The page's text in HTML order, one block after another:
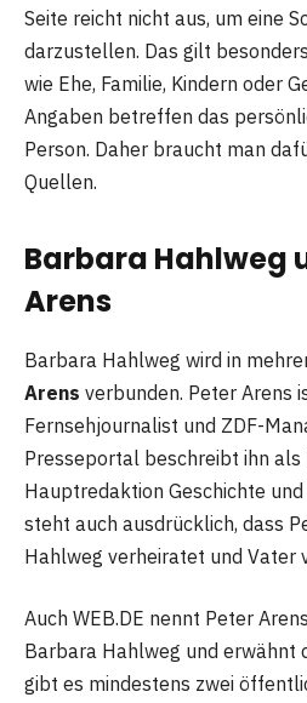
Seite reicht nicht aus, um eine
darzustellen. Das gilt
wie Ehe, Familie, Kindern oder
Angaben betreffen das
Person. Daher braucht man
Quellen.
Barbara Hahlweg
Arens
Barbara Hahlweg wird in
Arens verbunden. Peter Arens
Fernsehjournalist und ZDF-
Presseportal beschreibt ihn als
Hauptredaktion Geschichte
steht auch ausdrücklich, dass
Hahlweg verheiratet und Vater
Auch WEB.DE nennt Peter
Barbara Hahlweg und erwähnt
gibt es mindestens zwei